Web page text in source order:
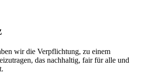
wir die Verpflichtung, zu einem
das nachhaltig, fair für alle und